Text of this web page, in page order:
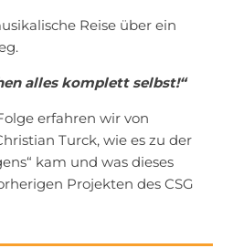
Reise über ein
alles komplett selbst!“
erfahren wir von
Turck, wie es zu der
kam und was dieses
Projekten des CSG